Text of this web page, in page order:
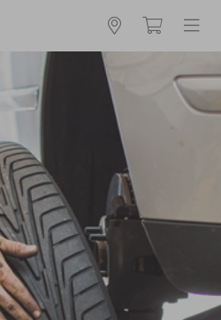
online